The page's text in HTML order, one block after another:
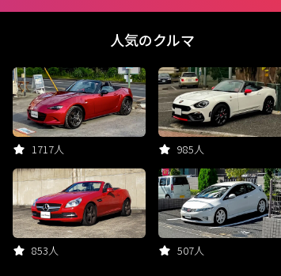
人気のクルマ
1717人 985人
853人 507人